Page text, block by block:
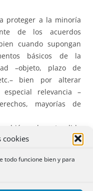
cookies
todo funcione bien y para
proteger a la minoría
de los acuerdos
cuando supongan
básicos de la
–objeto, plazo de
bien por alterar
relevancia –
mayorías de
se ha extendido
de las sociedades
la minoría que aún en
del ordenamiento